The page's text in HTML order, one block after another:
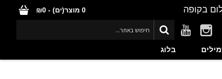
בקופה 0 מוצר(ים) - ₪0
בלוג